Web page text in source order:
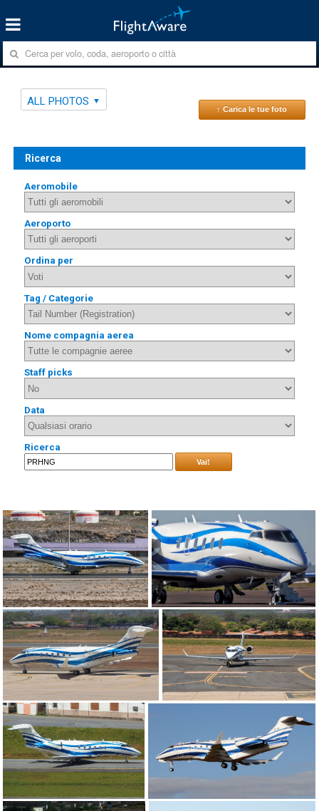
ALL PHOTOS
↑ Carica le tue foto
Ricerca
Aeromobile
Aeroporto
Ordina per
Tag / Categorie
Nome compagnia aerea
Staff picks
Data
Ricerca
Vai!